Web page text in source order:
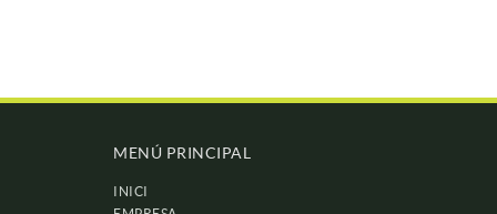
MENÚ PRINCIPAL
INICI